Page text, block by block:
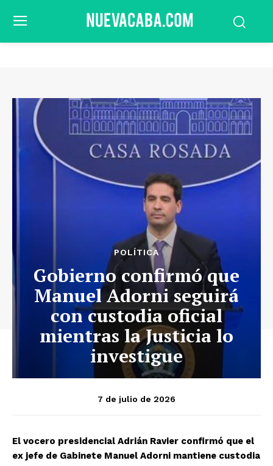
POLÍTICA
Gobierno confirmó que
Manuel Adorni seguirá
con custodia oficial
mientras la Justicia lo
investigue
7 de julio de 2026
El vocero presidencial Adrián Ravier confirmó que el
ex jefe de Gabinete Manuel Adorni mantiene custodia